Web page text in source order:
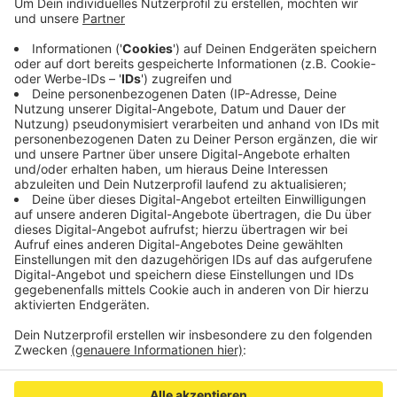
sein. Dort entstehen neben einem Kunstrasenplatz
und Einrichtungen für Leichtathletik auch neue
Flutlicht- und Zuschaueranlagen.
Die Kosten des Umbaus belaufen sich auf rund 2,5
Millionen Euro.
Veröffentlicht:Mittwoch, 13.11.2019 18:13
Anzeige
Anzeige